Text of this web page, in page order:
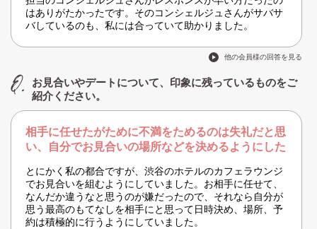
はありがたかったです。そのコンシェルジュさんがサバサ
バしているのも、私には合っていて助かりました。
他の会員様の回答を見る
お見合いやデートについて、印象に残っているものをご
紹介ください。
相手に任せたがために不満をためるのは失礼だと思
い、自分でお見合いの場所などを決めるようにした
とにかく私の都合ですが、渋谷のホテルのカフェラウンジ
でお見合いを組むようにしていました。お相手に任せて、
なんだか違うなと思うのが嫌だったので、それなら自分が
思う最高のもてなしを相手にと思って日時決め、場所、予
約は積極的に行うようにしていました。